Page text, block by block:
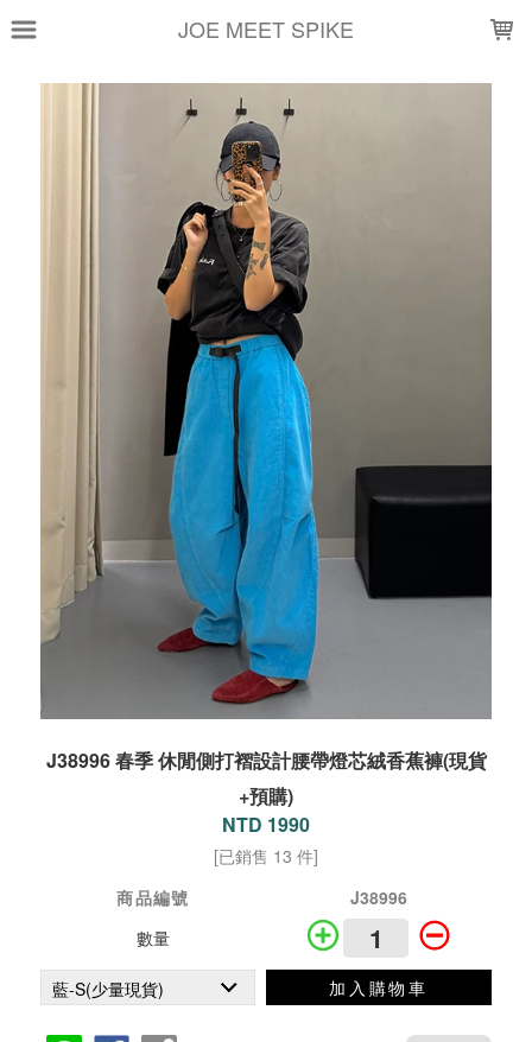
JOE MEET SPIKE
J38996 春季 休閒側打褶設計腰帶燈芯絨香蕉褲(現貨
+預購)
NTD 1990
[已銷售 13 件]
商品編號
J38996
數量
加入購物車